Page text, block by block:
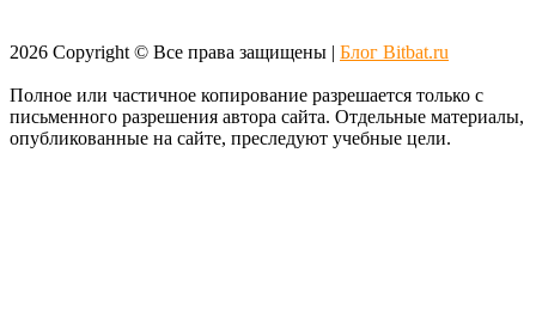
2026 Copyright © Все права защищены | Блог Bitbat.ru
Полное или частичное копирование разрешается только с
письменного разрешения автора сайта. Отдельные материалы,
опубликованные на сайте, преследуют учебные цели.